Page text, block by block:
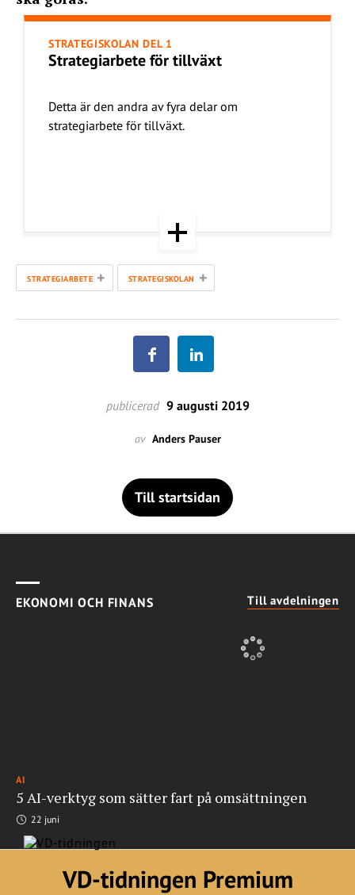
STRATEGISKOLAN DEL 1
Strategiarbete för tillväxt
Detta är den andra av fyra delar om
strategiarbete för tillväxt.
STRATEGIARBETE + STRATEGISKOLAN +
publicerad 9 augusti 2019
av Anders Pauser
Till startsidan
EKONOMI OCH FINANS Till avdelningen
AI
5 AI-verktyg som sätter fart på omsättningen
22 juni
VD-tidningen Premium